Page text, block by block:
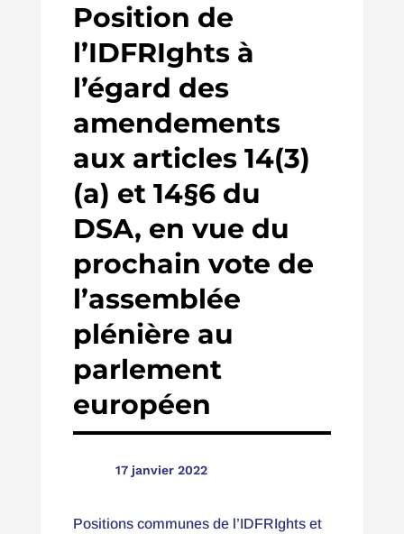
Position de
l’IDFRIghts à
l’égard des
amendements
aux articles 14(3)
(a) et 14§6 du
DSA, en vue du
prochain vote de
l’assemblée
plénière au
parlement
européen
17 janvier 2022
Positions communes de l’IDFRIghts et